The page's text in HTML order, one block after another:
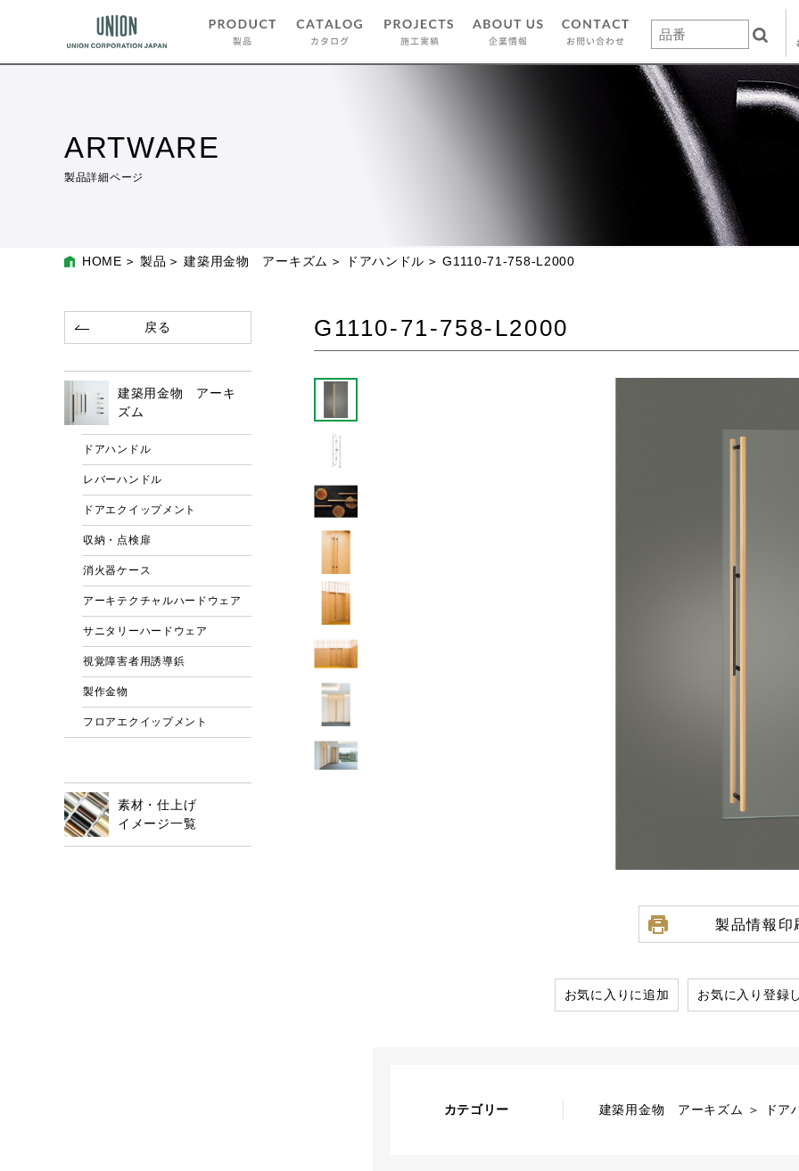
ARTWARE
製品詳細ページ
HOME 製品 建築用金物 アーキズム ドアハンドル G1110-71-758-L2000
G1110-71-758-L2000
製品情報印
お気に入りに追加 お気に入り登録
カテゴリー 建築用金物 アーキズム ＞ ドア
戻る
建築用金物 アーキ
ズム
ドアハンドル
レバーハンドル
ドアエクイップメント
収納・点検扉
消火器ケース
アーキテクチャルハードウェア
サニタリーハードウェア
視覚障害者用誘導鋲
製作金物
フロアエクイップメント
素材・仕上げ
イメージ一覧